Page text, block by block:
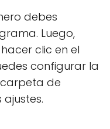
debes
Luego,
clic en el
configurar la
de